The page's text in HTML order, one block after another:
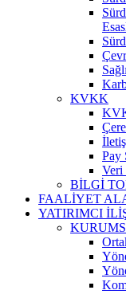
KVKK
Pay
Veri
BİLGİ
FAALİYET
YATIRIMCI